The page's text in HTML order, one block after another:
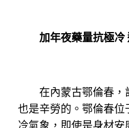
加年夜藥量抗極冷
在內蒙古鄂倫春，
也是辛勞的。鄂倫春
冷氣象，即使是身材